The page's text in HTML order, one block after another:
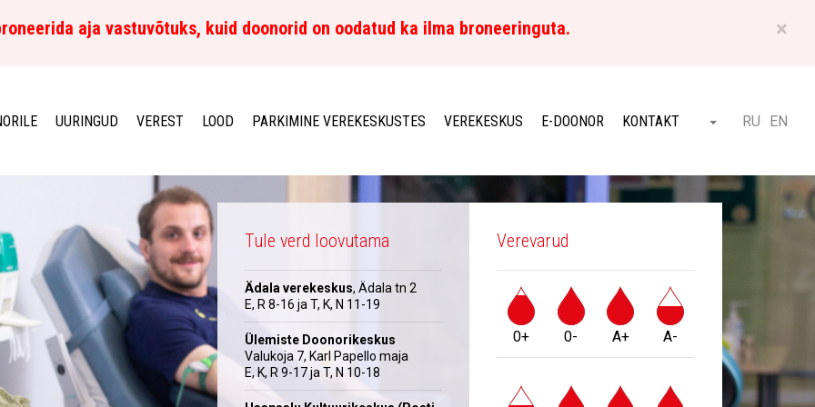
×
aja vastuvõtuks, kuid doonorid on oodatud ka ilma broneeringuta.
UURINGUD VEREST LOOD PARKIMINE VEREKESKUSTES VEREKESKUS E-DOONOR KONTAKT Otsi ET
RU EN
Tule verd loovutama
Ädala verekeskus, Ädala tn 2
E, R 8-16 ja T, K, N 11-19
Ülemiste Doonorikeskus
Valukoja 7, Karl Papello maja
E, K, R 9-17 ja T, N 10-18
Verevarud
0+ 0- A+ A-